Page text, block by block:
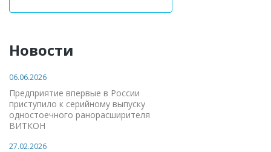
Новости
06.06.2026
Предприятие впервые в России
приступило к серийному выпуску
одностоечного ранорасширителя
ВИТКОН
27.02.2026